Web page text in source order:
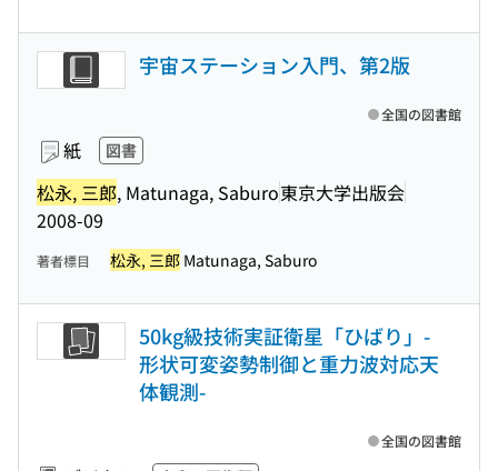
宇宙ステーション入門、第2版
紙 図書
松永, 三郎, Matunaga, Saburo東京大学出版会
2008-09
全国の図書館
著者標目 松永, 三郎 Matunaga, Saburo
50kg級技術実証衛星「ひばり」-
形状可変姿勢制御と重力波対応天
体観測-
全国の図書館